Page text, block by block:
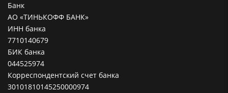
Банк
АО «ТИНЬКОФФ БАНК»
ИНН банка
7710140679
БИК банка
044525974
Корреспондентский счет банка
30101810145250000974